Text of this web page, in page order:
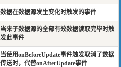
数据在数据源发生变化时触发的事件
当来子数据源的全部有效数据读取完毕时触
发此事件
当使用onBeforeUpdate事件触发取消了数据
传送时，代替onAfterUpdate事件